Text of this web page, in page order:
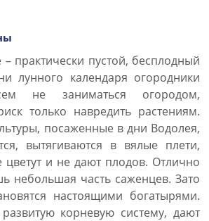
практически пустой, бесплодный
лунного календаря огородники
не заниматься огородом,
только навредить растениям.
посаженные в дни Водолея,
вытягиваются в вялые плети,
цветут и не дают плодов. Отлично
небольшая часть саженцев. Зато
настоящими богатырями.
корневую систему, дают